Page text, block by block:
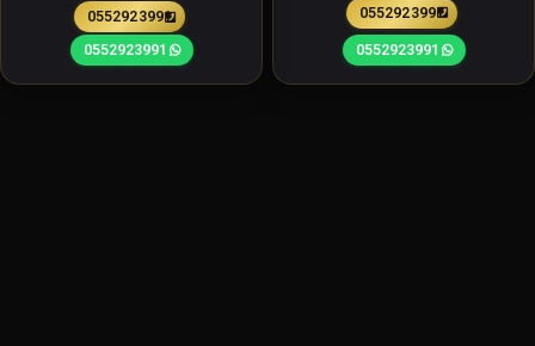
0552923991
0552923991
0552923991
0552923991